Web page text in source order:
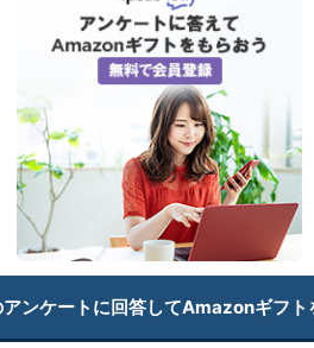
ンケートに回答してAmazonギフト